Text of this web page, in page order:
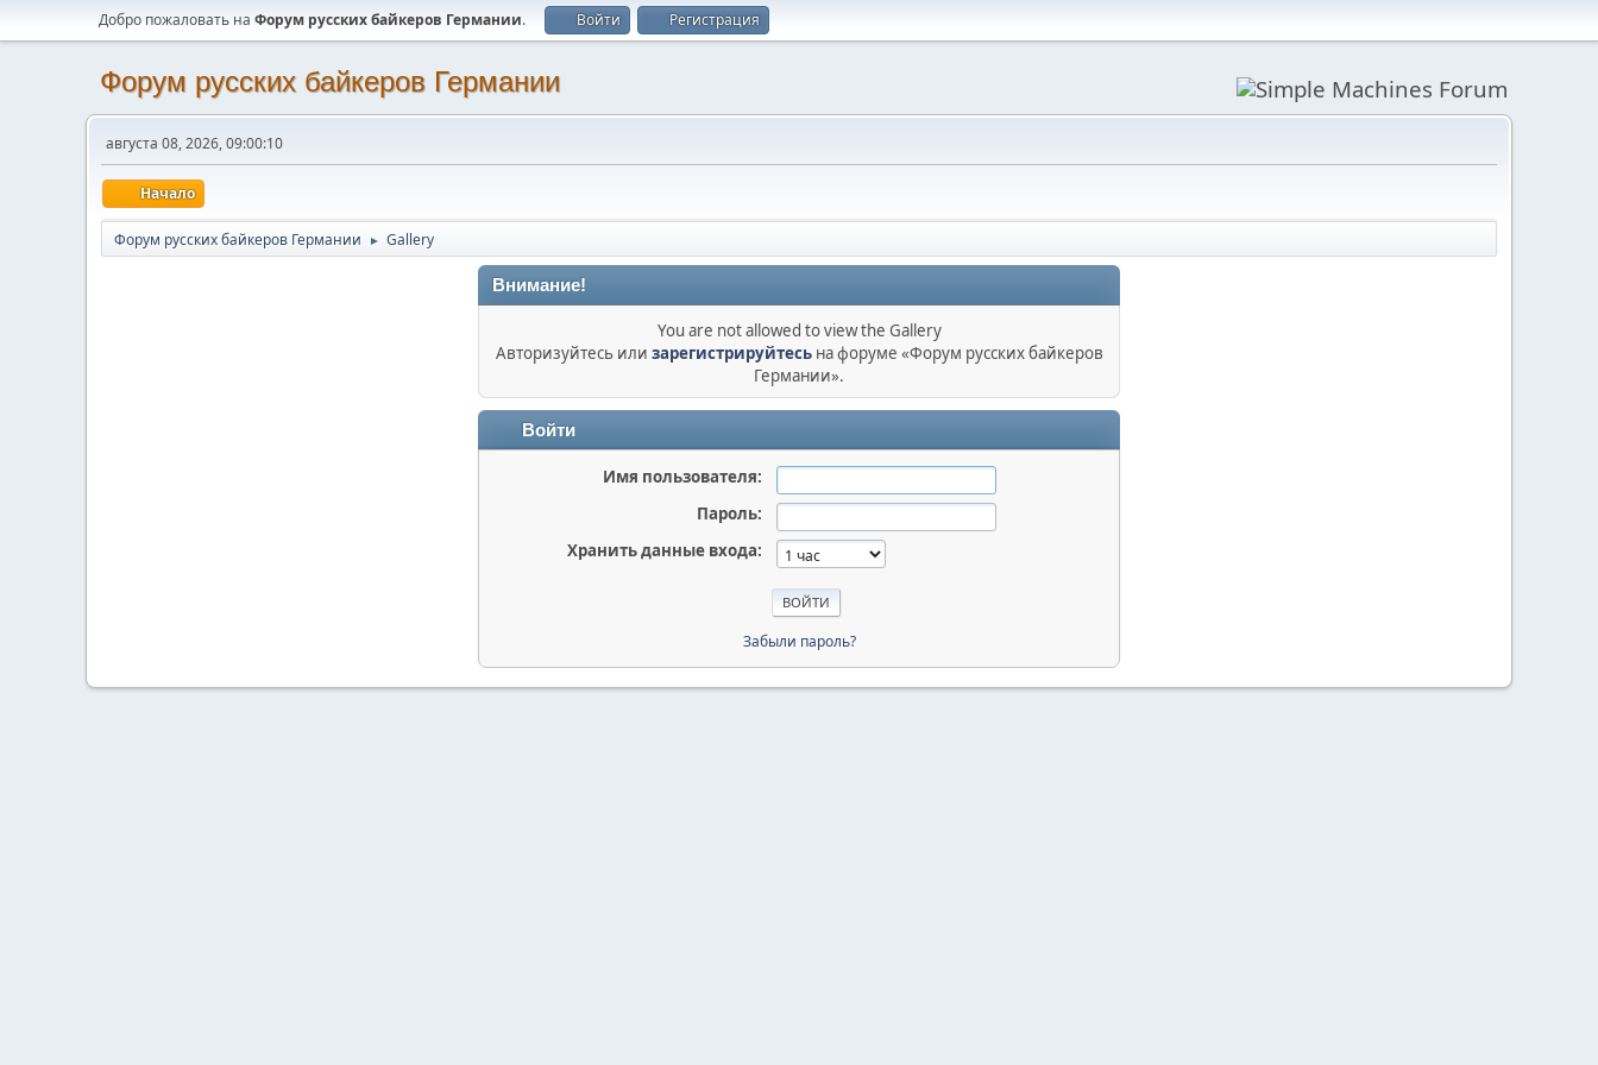
Добро пожаловать на Форум русских байкеров Германии. Войти Регистрация
Форум русских байкеров Германии
августа 08, 2026, 09:00:10
Начало
Форум русских байкеров Германии ► Gallery
Внимание!
You are not allowed to view the Gallery
Авторизуйтесь или зарегистрируйтесьна форуме «Форум русских байкеров
Германии».
Войти
Имя пользователя:
Пароль:
Хранить данные входа:
Забыли пароль?